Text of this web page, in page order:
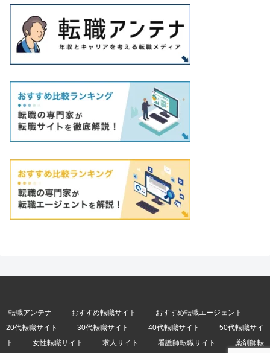
転職アンテナ おすすめ転職サイト
おすすめ転職エージェント
20代転職サイト
30代転職サイト 40代転職サイト
50代転職サイ
ト
女性転職サイト 求人サイト 看護師転職サイト 薬剤師転